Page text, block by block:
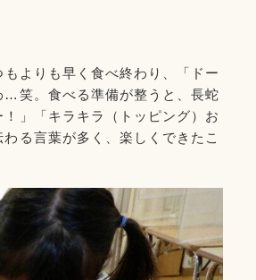
よりも早く食べ終わり、「ドー
…笑。食べる準備が整うと、長蛇
」「キラキラ（トッピング）お
る言葉が多く、楽しくできたこ